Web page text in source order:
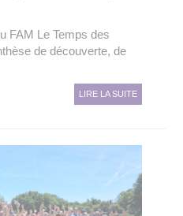
FAM Le Temps des
de découverte, de
LIRE LA SUITE